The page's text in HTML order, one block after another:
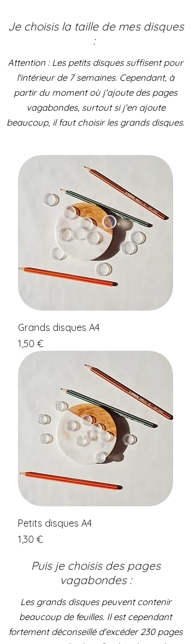
Je choisis la taille de mes disques
:
Attention : Les petits disques suffisent pour
l'intérieur de 7 semaines. Cependant, à
partir du moment où j'ajoute des pages
vagabondes, surtout si j'en ajoute
beaucoup, il faut choisir les grands disques.
Grands disques A4
Prix
1,50 €
Petits disques A4
Prix
1,30 €
Puis je choisis des pages
vagabondes :
Les grands disques peuvent contenir
beaucoup de feuilles. Il est cependant
fortement déconseillé d'excéder 230 pages